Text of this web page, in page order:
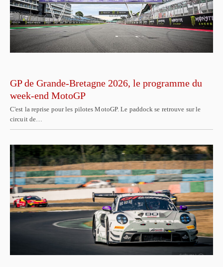
GP de Grande-Bretagne 2026, le programme du
week-end MotoGP
C'est la reprise pour les pilotes MotoGP. Le paddock se retrouve sur le
circuit de…